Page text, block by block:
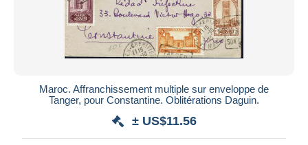
Maroc. Affranchissement multiple sur enveloppe de
Tanger, pour Constantine. Oblitérations Daguin.
± US$11.56